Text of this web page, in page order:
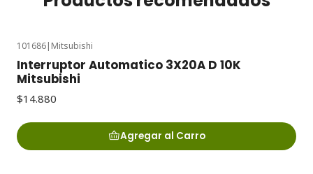
101686| Mitsubishi
Interruptor Automatico 3X20A D 10K
Mitsubishi
$14.880
Agregar al Carro